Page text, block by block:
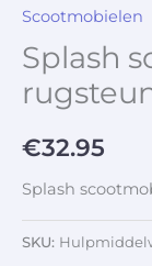
Scootmobielen
Splash
€32.95
Splash
SKU: